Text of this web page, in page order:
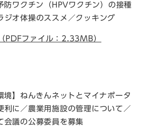
防ワクチン（HPVワクチン）の接種
ジオ体操のススメ／クッキング
PDFファイル：2.33MB）
境】ねんきんネットとマイナポータ
利に／農業用施設の管理について／
会議の公募委員を募集